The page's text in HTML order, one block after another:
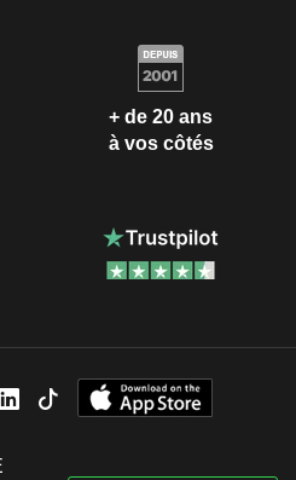
+ de 20 ans
à vos côtés